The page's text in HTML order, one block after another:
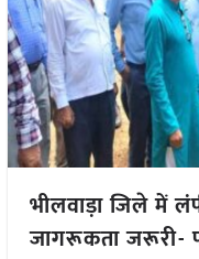
भीलवाड़ा जिले में
जागरूकता जरूरी-